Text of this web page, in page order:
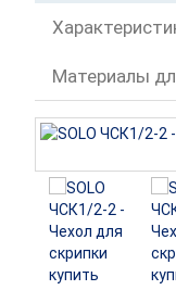
Материалы